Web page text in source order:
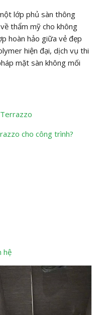
lớp phủ sàn thông
thẩm mỹ cho không
hoàn hảo giữa vẻ đẹp
hiện đại, dịch vụ thi
mặt sàn không mối
cho công trình?
hệ